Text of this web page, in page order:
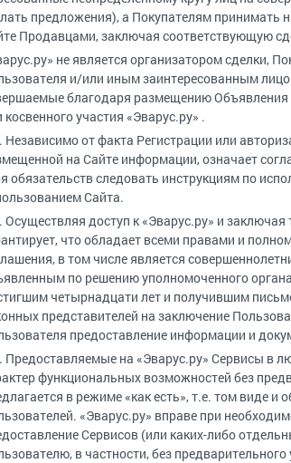
предложения), а Покупателям принимать
Продавцами, заключая соответствующую
не является организатором сделки,
и/или иным заинтересованным
благодаря размещению
косвенного участия «Эварус.ру» .
Независимо от факта Регистрации или
на Сайте информации, означает
обязательств следовать инструкциям по
Сайта.
Осуществляя доступ к «Эварус.ру» и
что обладает всеми правами и
в том числе является
по решению уполномоченного
четырнадцати лет и получившим
представителей на заключение
предоставление информации и
Предоставляемые на «Эварус.ру» Сервисы в
функциональных возможностей без
в режиме «как есть», т.е. том виде
«Эварус.ру» вправе при
Сервисов (или каких-либо
в частности, без